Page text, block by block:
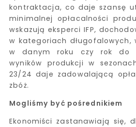
kontraktacja, co daje szansę
minimalnej opłacalności
wskazują eksperci IFP,
w kategoriach długofalowych,
w danym roku czy rok do
wyników produkcji w
23/24 daje zadowalającą
zbóż.
Mogliśmy być pośrednikiem
Ekonomiści zastanawiają się,